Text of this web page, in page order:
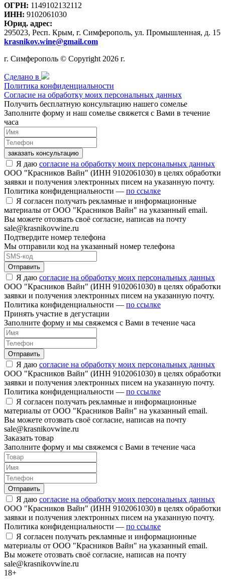
ОГРН: 1149102132112
ИНН: 9102061030
Юрид. адрес:
295023, Респ. Крым, г. Симферополь, ул. Промышленная, д. 15
krasnikov.wine@gmail.com
г. Симферополь © Copyright 2026 г.
Сделано в
Политика конфиденциальности
Согласие на обработку моих персональных данных
Получить бесплатную консультацию нашего сомелье
Заполните форму и наш сомелье свяжется с Вами в течение
часа
заказать консультацию
Я даю согласие на обработку моих персональных данных
ООО "Красников Вайн" (ИНН 9102061030) в целях обработки
заявки и получения электронных писем на указанную почту.
Политика конфиденциальности — по ссылке
Я согласен получать рекламные и информационные
материалы от ООО "Красников Вайн" на указанный email.
Вы можете отозвать своё согласие, написав на почту
sale@krasnikovwine.ru
Подтвердите номер телефона
Мы отправили код на указанный номер телефона
Отправить
Я даю согласие на обработку моих персональных данных
ООО "Красников Вайн" (ИНН 9102061030) в целях обработки
заявки и получения электронных писем на указанную почту.
Политика конфиденциальности — по ссылке
Принять участие в дегустации
Заполните форму и мы свяжемся с Вами в течение часа
Отправить
Я даю согласие на обработку моих персональных данных
ООО "Красников Вайн" (ИНН 9102061030) в целях обработки
заявки и получения электронных писем на указанную почту.
Политика конфиденциальности — по ссылке
Я согласен получать рекламные и информационные
материалы от ООО "Красников Вайн" на указанный email.
Вы можете отозвать своё согласие, написав на почту
sale@krasnikovwine.ru
Заказать товар
Заполните форму и мы свяжемся с Вами в течение часа
Отправить
Я даю согласие на обработку моих персональных данных
ООО "Красников Вайн" (ИНН 9102061030) в целях обработки
заявки и получения электронных писем на указанную почту.
Политика конфиденциальности — по ссылке
Я согласен получать рекламные и информационные
материалы от ООО "Красников Вайн" на указанный email.
Вы можете отозвать своё согласие, написав на почту
sale@krasnikovwine.ru
18+